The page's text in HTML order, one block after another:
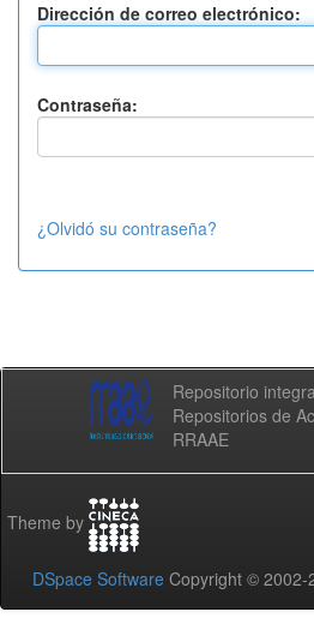
Dirección de correo electrónico:
Contraseña:
¿Olvidó su contraseña?
Repositorio
Repositorios de
RRAAE
Theme by
DSpace Software Copyright © 2002-